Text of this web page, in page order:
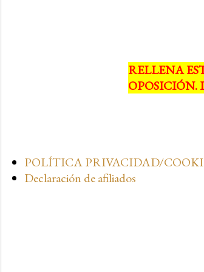
RELLENA
OPOSICIÓN.
POLÍTICA PRIVACIDAD/
Declaración de afiliados